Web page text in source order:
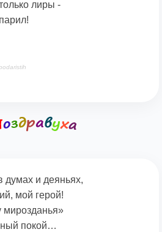
лиры -
и деяньях,
мой герой!
мирозданья»
покой…